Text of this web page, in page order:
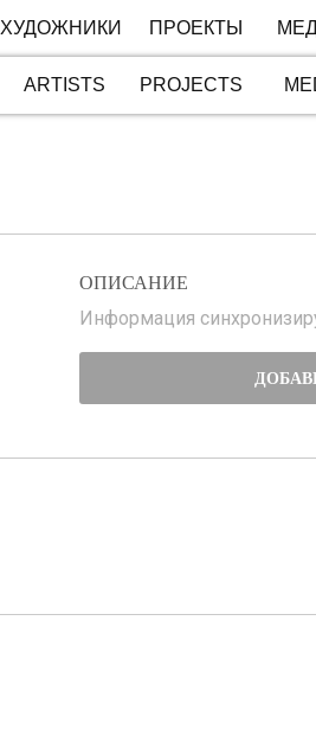
ПРОЕКТЫ
ХУДОЖНИКИ
PROJECTS
ARTISTS
ОПИСАНИЕ
Информация